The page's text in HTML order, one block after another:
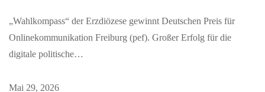
„Wahlkompass“ der Erzdiözese gewinnt Deutschen Preis für
Onlinekommunikation Freiburg (pef). Großer Erfolg für die
digitale politische…
Mai 29, 2026